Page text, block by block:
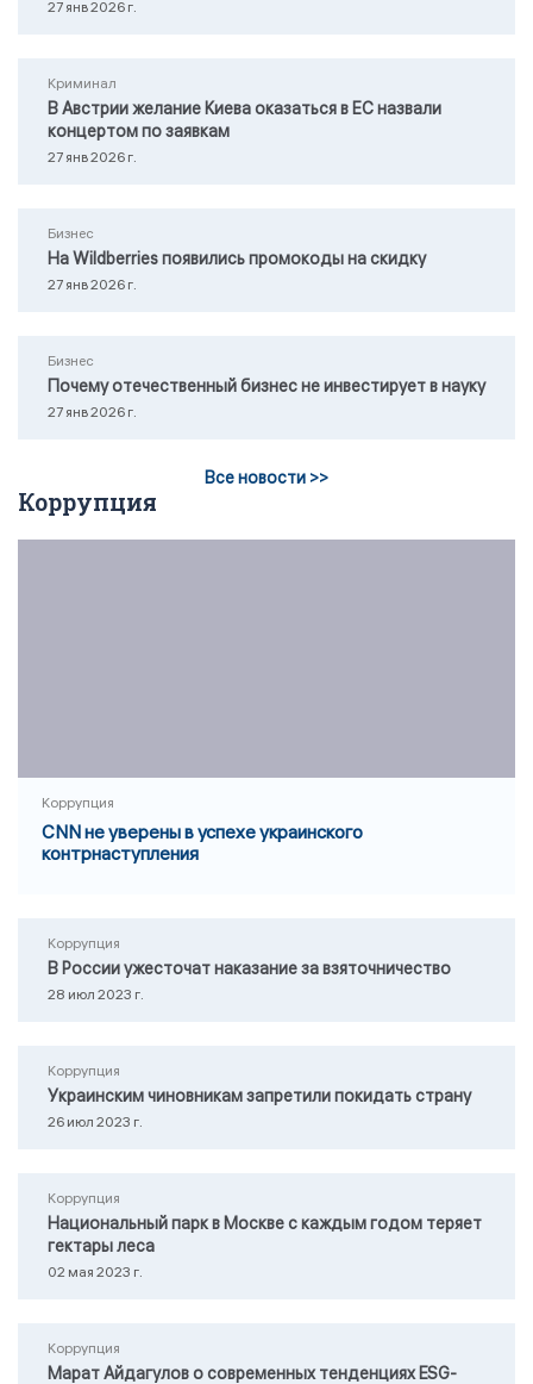
27 янв 2026 г.
Криминал
В Австрии желание Киева оказаться в ЕС назвали
концертом по заявкам
27 янв 2026 г.
Бизнес
На Wildberries появились промокоды на скидку
27 янв 2026 г.
Бизнес
Почему отечественный бизнес не инвестирует в науку
27 янв 2026 г.
Все новости >>
Коррупция
Коррупция
CNN не уверены в успехе украинского
контрнаступления
Коррупция
В России ужесточат наказание за взяточничество
28 июл 2023 г.
Коррупция
Украинским чиновникам запретили покидать страну
26 июл 2023 г.
Коррупция
Национальный парк в Москве с каждым годом теряет
гектары леса
02 мая 2023 г.
Коррупция
Марат Айдагулов о современных тенденциях ESG-